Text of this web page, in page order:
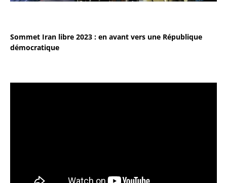
Sommet Iran libre 2023 : en avant vers une République
démocratique